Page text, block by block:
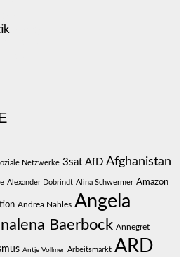
Netzwerke 3sat AfD Afghanistan
Alexander Dobrindt Alina Schwermer Amazon
Andrea Nahles Angela
Baerbock Annegret
Antje Vollmer Arbeitsmarkt ARD